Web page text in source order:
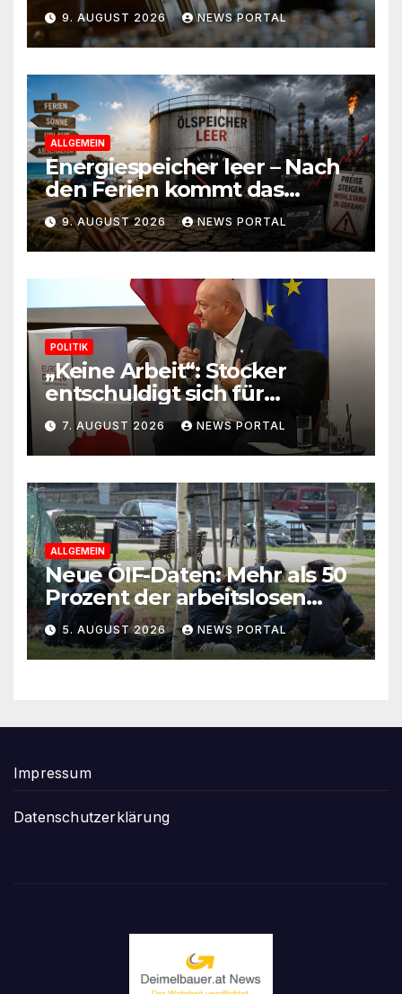
9. AUGUST 2026 NEWS PORTAL
ALLGEMEIN
Energiespeicher leer – Nach
den Ferien kommt das
Erwachen
9. AUGUST 2026 NEWS PORTAL
POLITIK
„Keine Arbeit“: Stocker
entschuldigt sich für
Skandal-Aussage zu
Kindererziehung
7. AUGUST 2026 NEWS PORTAL
ALLGEMEIN
Neue ÖIF-Daten: Mehr als 50
Prozent der arbeitslosen
Ausländer leben in Wien!
5. AUGUST 2026 NEWS PORTAL
Impressum
Datenschutzerklärung